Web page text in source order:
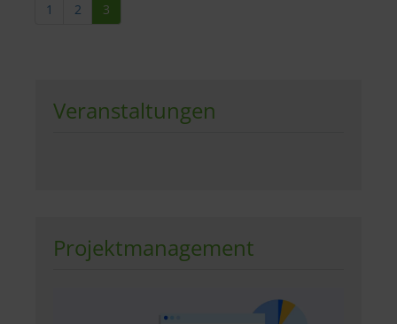
1 2 3
Veranstaltungen
Projektmanagement